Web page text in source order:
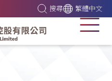
搜尋 繁體中文